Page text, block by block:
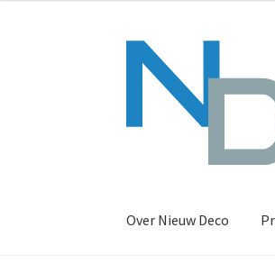
Ga
door
Ga
naar
Over Nieuw Deco